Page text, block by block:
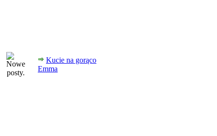
Kucie na gorąco
Emma